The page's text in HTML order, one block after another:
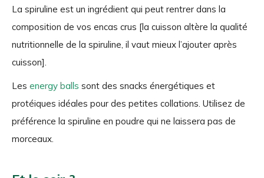
La spiruline est un ingrédient qui peut rentrer dans la
composition de vos encas crus [la cuisson altère la qualité
nutritionnelle de la spiruline, il vaut mieux l’ajouter après
cuisson].
Les energy balls sont des snacks énergétiques et
protéiques idéales pour des petites collations. Utilisez de
préférence la spiruline en poudre qui ne laissera pas de
morceaux.